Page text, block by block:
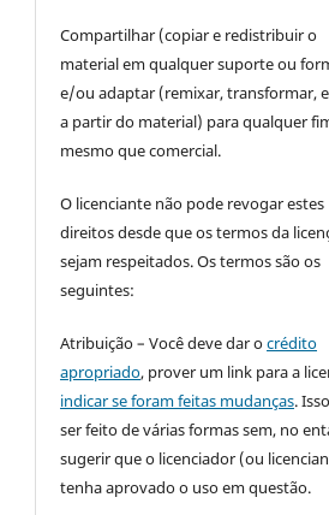
Compartilhar (copiar e redistribuir o
material em qualquer suporte ou
e/ou adaptar (remixar, transformar,
a partir do material) para qualquer
mesmo que comercial.
O licenciante não pode revogar estes
direitos desde que os termos da
sejam respeitados. Os termos são os
seguintes:
Atribuição – Você deve dar ocrédito
apropriado, prover um link para a
indicar se foram feitas mudanças.
ser feito de várias formas sem, no
sugerir que o licenciador (ou
tenha aprovado o uso em questão.